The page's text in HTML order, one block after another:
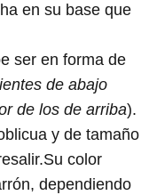
en su base que
ser en forma de
de abajo
de los de arriba).
y de tamaño
color
dependiendo